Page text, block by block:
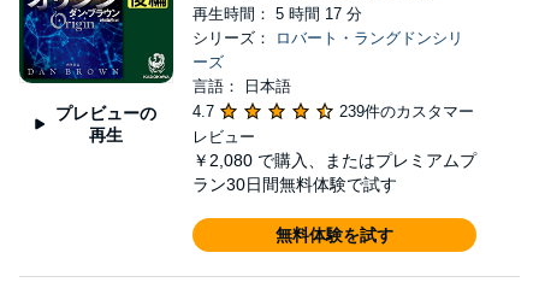
プレビューの
再生
再生時間： 5 時間 17 分
シリーズ：
ロバート・ラングドンシリ
ーズ
言語： 日本語
4.7
239件のカスタマー
レビュー
￥2,080 で購入、またはプレミアムプ
ラン30日間無料体験で試す
無料体験を試す